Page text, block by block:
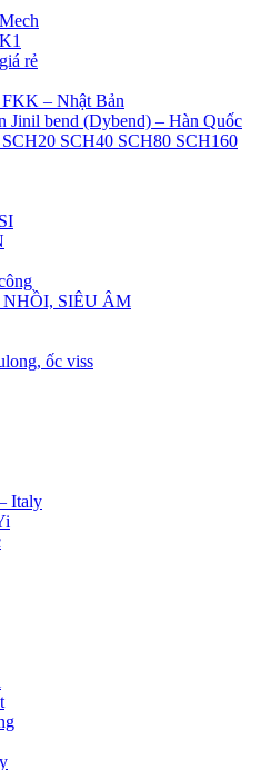
rẻ
FKK – Nhật Bản
Jinil bend (Dybend) – Hàn Quốc
SCH40 SCH80 SCH160
SIÊU ÂM
ốc viss
Italy